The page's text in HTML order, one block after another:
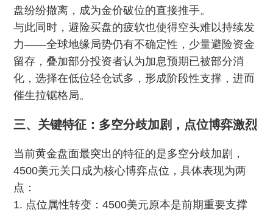
盘纷纷撤离，成为金价破位的直接推手。
与此同时，避险买盘的疲软也使得空头难以持续发
力——全球地缘局势仍有不确定性，少量避险资金
留存，叠加部分投资者认为加息预期已被部分消
化，选择在低位轻仓试多，形成阶段性支撑，进而
催生拉锯格局。
三、关键特征：多空分歧加剧，点位博弈激烈
当前黄金盘面最突出的特征的是多空分歧加剧，
4500美元关口成为核心博弈点位，具体表现为两
点：
1. 点位属性转变：4500美元原本是前期重要支撑